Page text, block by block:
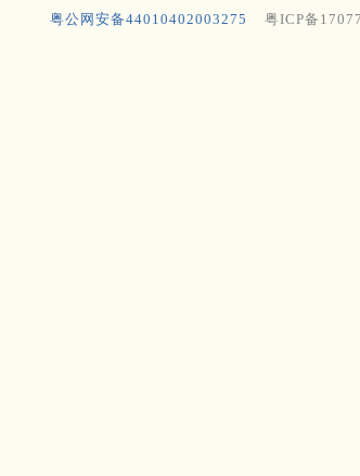
粤公网安备44010402003275 粤ICP备